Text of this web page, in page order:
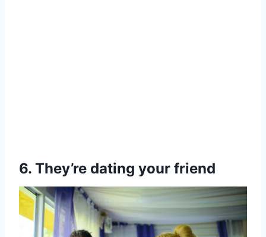
6. They’re dating your friend